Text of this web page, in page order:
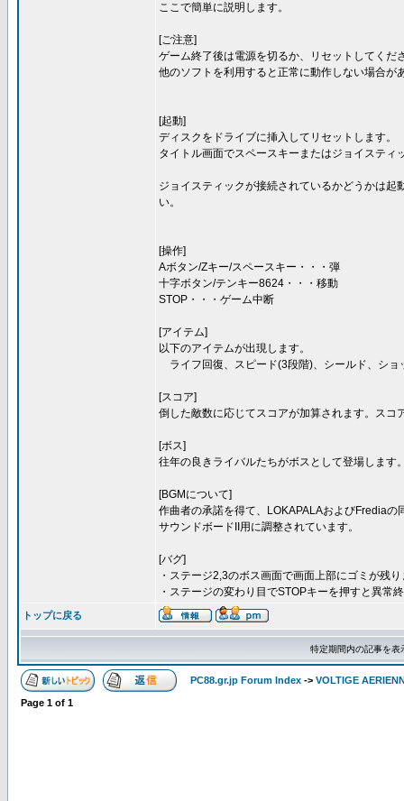
ここで簡単に説明します。
[ご注意]
ゲーム終了後は電源を切るか、リセットしてく
他のソフトを利用すると正常に動作しない場合が
[起動]
ディスクをドライブに挿入してリセットします。
タイトル画面でスペースキーまたはジョイスティ
ジョイスティックが接続されているかどうかは
い。
[操作]
Aボタン/Zキー/スペースキー・・・弾
十字ボタン/テンキー8624・・・移動
STOP・・・ゲーム中断
[アイテム]
以下のアイテムが出現します。
ライフ回復、スピード(3段階)、シールド、ショ
[スコア]
倒した敵数に応じてスコアが加算されます。ス
[ボス]
往年の良きライバルたちがボスとして登場します
[BGMについて]
作曲者の承諾を得て、LOKAPALAおよびFrediaの
サウンドボードII用に調整されています。
[バグ]
・ステージ2,3のボス画面で画面上部にゴミが残
・ステージの変わり目でSTOPキーを押すと異常
トップに戻る
特定期間内の記事を
PC88.gr.jp Forum Index -> VOLTIGE
Page 1 of 1